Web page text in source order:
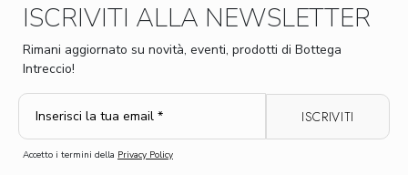
ISCRIVITI ALLA NEWSLETTER
Rimani aggiornato su novità, eventi, prodotti di Bottega
Intreccio!
Accetto i termini della Privacy Policy